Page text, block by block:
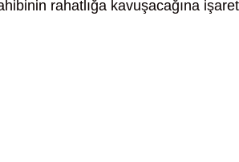
rahatlığa kavuşacağına